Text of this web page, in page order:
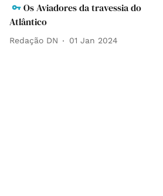
Os Aviadores da travessia do
Atlântico
Redação DN 01 Jan 2024